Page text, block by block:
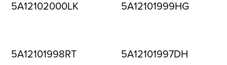
5A12102000LK 5A12101999HG
5A12101998RT 5A12101997DH